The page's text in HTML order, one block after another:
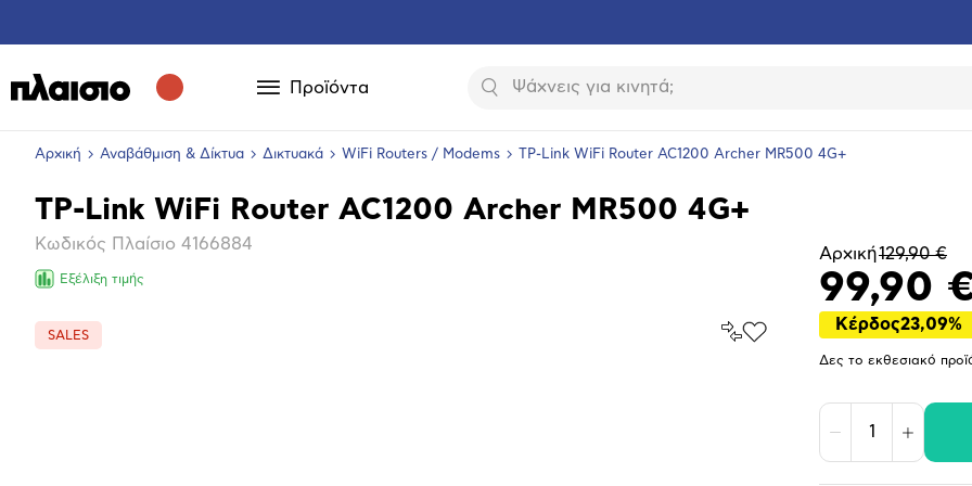
Προϊόντα Αναζήτηση
Αρχική Αναβάθμιση & Δίκτυα Δικτυακά WiFi Routers / Modems TP-Link WiFi Router AC1200 Archer MR500 4G+
Βασικά
χαρακτηριστικά
TP-Link WiFi Router AC1200 Archer MR500 4G+
Κωδικός Πλαίσιο 4166884
Εξέλιξη τιμής
SALES
Σύγκρινέ
Προσθήκη
Αρχική129,90 €
99,90
Κέρδος23,09%
Δες το εκθεσιακό
Μείωση Αύξηση